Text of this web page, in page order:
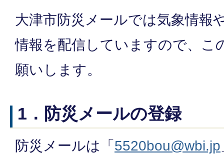
大津市防災メールでは気象情報
情報を配信していますので、こ
願いします。
1．防災メールの登録
防災メールは「 5520bou@wbi.jp